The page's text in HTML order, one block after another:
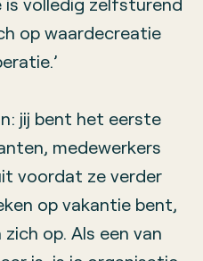
op waardecreatie
jij bent het eerste
medewerkers
voordat ze verder
op vakantie bent,
op. Als een van